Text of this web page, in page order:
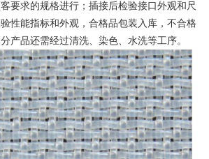
要求的规格进行；插接后检验接口外观和尺
性能指标和外观，合格品包装入库，不合格
产品还需经过清洗、染色、水洗等工序。